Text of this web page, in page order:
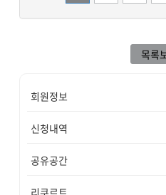
목록
회원정보
신청내역
공유공간
리쿠르트